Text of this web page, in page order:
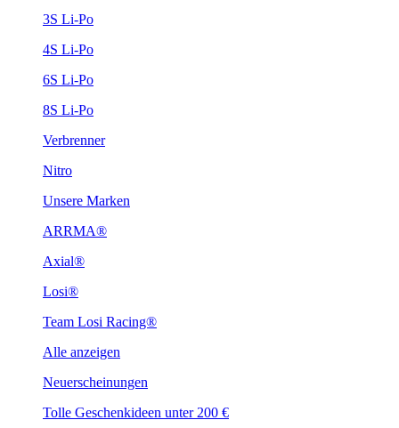
3S Li-Po
4S Li-Po
6S Li-Po
8S Li-Po
Verbrenner
Nitro
Unsere Marken
ARRMA®
Axial®
Losi®
Team Losi Racing®
Alle anzeigen
Neuerscheinungen
Tolle Geschenkideen unter 200 €